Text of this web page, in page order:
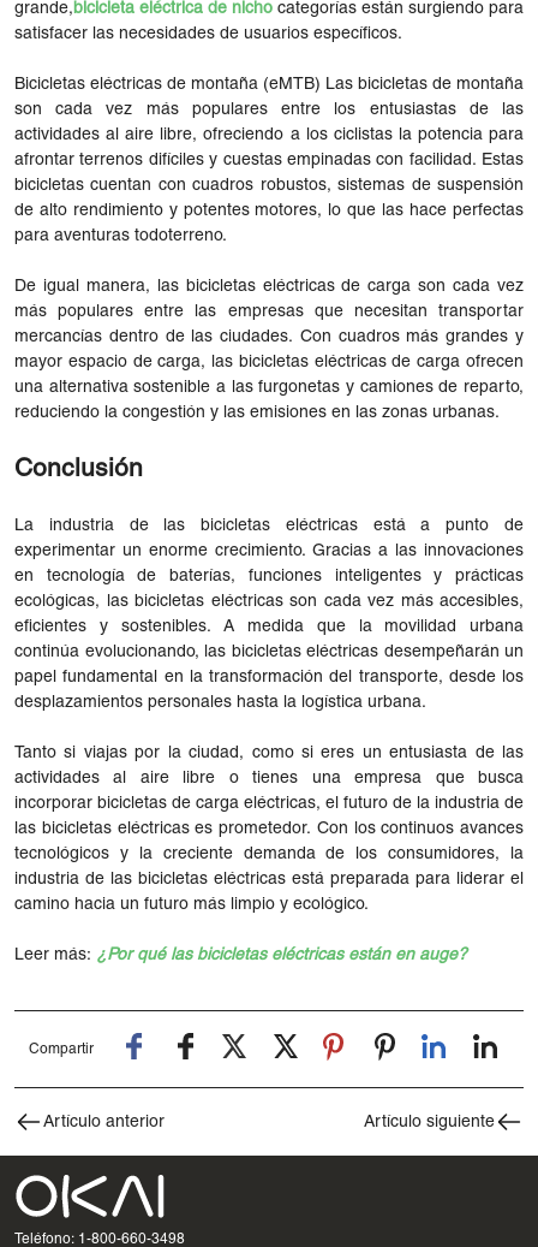
grande, bicicleta eléctrica de nicho categorías están surgiendo para
satisfacer las necesidades de usuarios específicos.
Bicicletas eléctricas de montaña (eMTB) Las bicicletas de montaña
son cada vez más populares entre los entusiastas de las
actividades al aire libre, ofreciendo a los ciclistas la potencia para
afrontar terrenos difíciles y cuestas empinadas con facilidad. Estas
bicicletas cuentan con cuadros robustos, sistemas de suspensión
de alto rendimiento y potentes motores, lo que las hace perfectas
para aventuras todoterreno.
De igual manera, las bicicletas eléctricas de carga son cada vez
más populares entre las empresas que necesitan transportar
mercancías dentro de las ciudades. Con cuadros más grandes y
mayor espacio de carga, las bicicletas eléctricas de carga ofrecen
una alternativa sostenible a las furgonetas y camiones de reparto,
reduciendo la congestión y las emisiones en las zonas urbanas.
Conclusión
La industria de las bicicletas eléctricas está a punto de
experimentar un enorme crecimiento. Gracias a las innovaciones
en tecnología de baterías, funciones inteligentes y prácticas
ecológicas, las bicicletas eléctricas son cada vez más accesibles,
eficientes y sostenibles. A medida que la movilidad urbana
continúa evolucionando, las bicicletas eléctricas desempeñarán un
papel fundamental en la transformación del transporte, desde los
desplazamientos personales hasta la logística urbana.
Tanto si viajas por la ciudad, como si eres un entusiasta de las
actividades al aire libre o tienes una empresa que busca
incorporar bicicletas de carga eléctricas, el futuro de la industria de
las bicicletas eléctricas es prometedor. Con los continuos avances
tecnológicos y la creciente demanda de los consumidores, la
industria de las bicicletas eléctricas está preparada para liderar el
camino hacia un futuro más limpio y ecológico.
Leer más: ¿Por qué las bicicletas eléctricas están en auge?
Compartir
Artículo anterior Artículo siguiente
Teléfono: 1-800-660-3498